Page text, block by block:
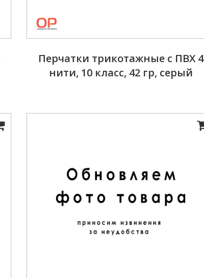
Перчатки трикотажные с ПВХ 4
нити, 10 класс, 42 гр, серый